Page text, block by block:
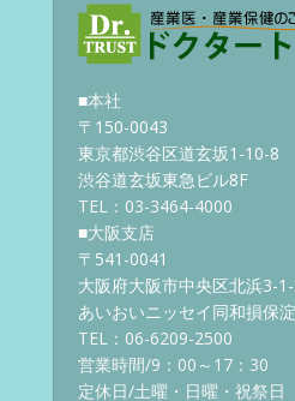
■本社
〒150-0043
東京都渋谷区道玄坂1-10-8
渋谷道玄坂東急ビル8F
TEL：03-3464-4000
■大阪支店
〒541-0041
大阪府大阪市中央区北浜3-
あいおいニッセイ同和損保
TEL：06-6209-2500
営業時間/9：00～17：30
定休日/土曜・日曜・祝祭日